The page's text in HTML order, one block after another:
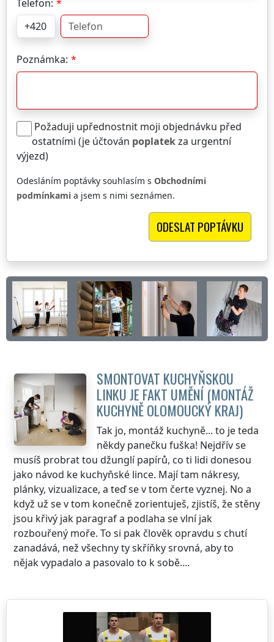
Telefon:
Poznámka:
Požaduji upřednostnit moji objednávku před
ostatními (je účtován poplatekza urgentní
výjezd)
Odesláním poptávky souhlasím s Obchodními
podmínkami a jsem s nimi seznámen.
SMONTOVAT KUCHYŇSKOU
LINKU JE FAKT UMĚNÍ (MONTÁŽ
KUCHYNĚOLOMOUCKÝ KRAJ)
Tak jo, montáž kuchyně... to je teda
někdy panečku fuška! Nejdřív se
musíš probrat tou džunglí papírů, co ti lidi donesou
jako návod ke kuchyňské lince. Mají tam nákresy,
plánky, vizualizace, a teď se v tom čerte vyznej. No a
když už se v tom konečně zorientuješ, zjistíš, že stěny
jsou křivý jak paragraf a podlaha se vlní jak
rozbouřený moře. To si pak člověk opravdu s chutí
zanadává, než všechny ty skříňky srovná, aby to
nějak vypadalo a pasovalo to k sobě....